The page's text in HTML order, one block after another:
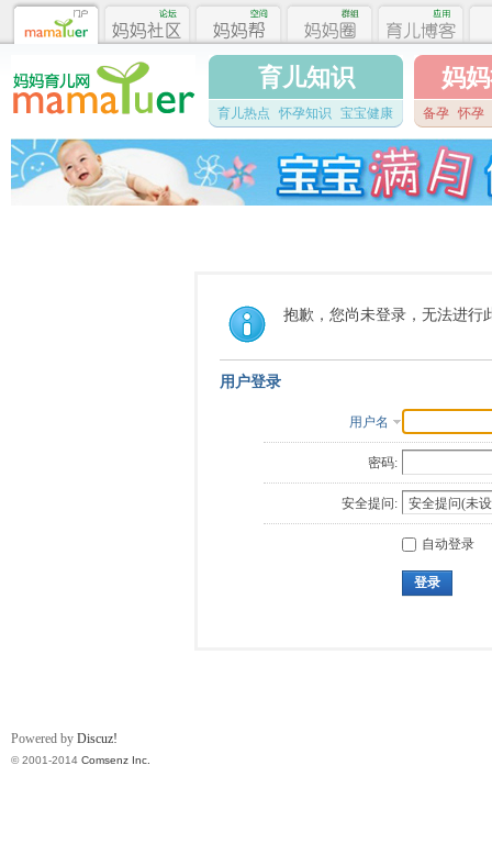
育儿知识
育儿热点 怀孕知识 宝宝健康
妈
备孕 怀孕
抱歉，您尚未登录，无法进行
用户登录
用户名
密码:
安全提问:
自动登录
登录
Powered by Discuz!
© 2001-2014 Comsenz Inc.